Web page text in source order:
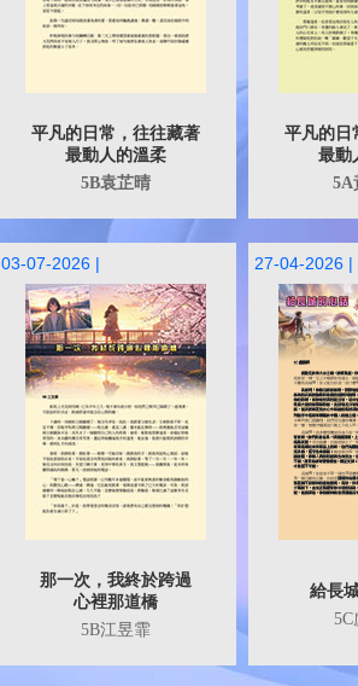
平凡的日常，往往藏著
最動人的溫柔
5B袁芷晴
平凡的日
最動
5A
03-07-2026 |
那一次，我終於跨過
心裡那道橋
5B江昱霏
27-04-2026 |
給長